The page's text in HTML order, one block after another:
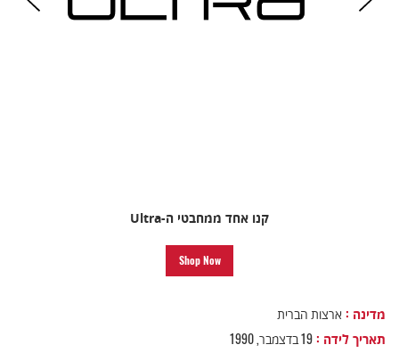
קנו אחד ממחבטי ה-Ultra
Shop Now
מדינה : ארצות הברית
תאריך לידה : 19 בדצמבר, 1990